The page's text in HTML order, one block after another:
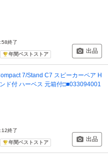
終了
年間ベストストア 出品
7/Stand C7 スピーカーペア H
ド付 ハーベス 元箱付□■033094001
終了
年間ベストストア 出品